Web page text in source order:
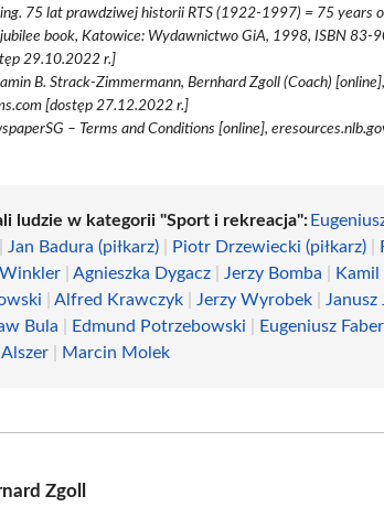
75 lat prawdziwej historii RTS (1922-1997) = 75 years
book, Katowice: Wydawnictwo GiA, 1998, ISBN
29.10.2022 r.]
B. Strack-Zimmermann, Bernhard Zgoll (Coach)
[dostęp 27.12.2022 r.]
– Terms and Conditions [online],
ludzie w kategorii "Sport i rekreacja":
Jan Badura (piłkarz) Piotr Drzewiecki (piłkarz)
|Agnieszka Dygacz Jerzy Bomba Kamil
|Alfred Krawczyk Jerzy Wyrobek Janusz
Bula
Edmund Potrzebowski Eugeniusz Faber
Marcin Molek
Zgoll